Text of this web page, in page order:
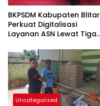
BKPSDM Kabupaten Blitar
Perkuat Digitalisasi
Layanan ASN Lewat Tiga
Uncategorized